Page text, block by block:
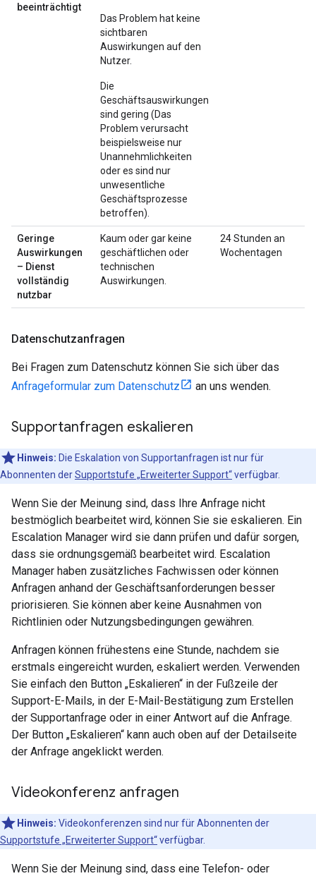
beeinträchtigt
Das Problem hat keine
sichtbaren
Auswirkungen auf den
Nutzer.
Die
Geschäftsauswirkungen
sind gering (Das
Problem verursacht
beispielsweise nur
Unannehmlichkeiten
oder es sind nur
unwesentliche
Geschäftsprozesse
betroffen).
Geringe
Auswirkungen
– Dienst
vollständig
nutzbar
Kaum oder gar keine
geschäftlichen oder
technischen
Auswirkungen.
24 Stunden an
Wochentagen
Datenschutzanfragen
Bei Fragen zum Datenschutz können Sie sich über das
Anfrageformular zum Datenschutz
an uns wenden.
Supportanfragen eskalieren
Hinweis: Die Eskalation von Supportanfragen ist nur für
Abonnenten derSupportstufe „Erweiterter Support“verfügbar.
Wenn Sie der Meinung sind, dass Ihre Anfrage nicht
bestmöglich bearbeitet wird, können Sie sie eskalieren. Ein
Escalation Manager wird sie dann prüfen und dafür sorgen,
dass sie ordnungsgemäß bearbeitet wird. Escalation
Manager haben zusätzliches Fachwissen oder können
Anfragen anhand der Geschäftsanforderungen besser
priorisieren. Sie können aber keine Ausnahmen von
Richtlinien oder Nutzungsbedingungen gewähren.
Anfragen können frühestens eine Stunde, nachdem sie
erstmals eingereicht wurden, eskaliert werden. Verwenden
Sie einfach den Button „Eskalieren“ in der Fußzeile der
Support-E-Mails, in der E-Mail-Bestätigung zum Erstellen
der Supportanfrage oder in einer Antwort auf die Anfrage.
Der Button „Eskalieren“ kann auch oben auf der Detailseite
der Anfrage angeklickt werden.
Videokonferenz anfragen
Hinweis: Videokonferenzen sind nur für Abonnenten der
Supportstufe „Erweiterter Support“verfügbar.
Wenn Sie der Meinung sind, dass eine Telefon- oder